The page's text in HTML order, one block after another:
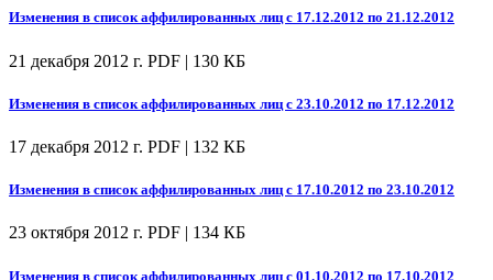
Изменения в список аффилированных лиц с 17.12.2012 по 21.12.2012
21 декабря 2012 г. PDF | 130 КБ
Изменения в список аффилированных лиц с 23.10.2012 по 17.12.2012
17 декабря 2012 г. PDF | 132 КБ
Изменения в список аффилированных лиц с 17.10.2012 по 23.10.2012
23 октября 2012 г. PDF | 134 КБ
Изменения в список аффилированных лиц с 01.10.2012 по 17.10.2012